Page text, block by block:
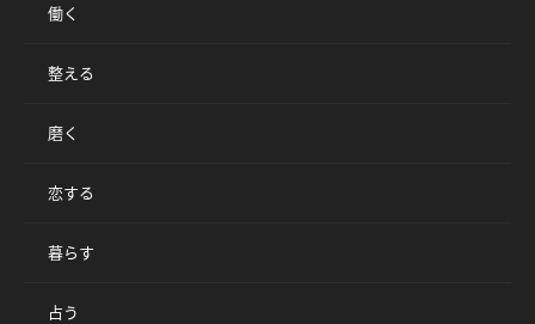
働く
整える
磨く
恋する
暮らす
占う